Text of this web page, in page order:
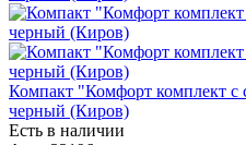
Компакт "Комфорт комплект с
черный (Киров)
Есть в наличии